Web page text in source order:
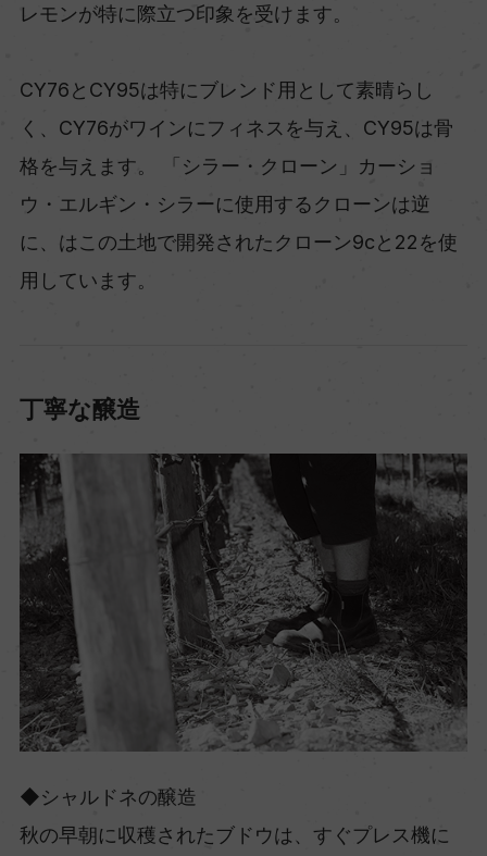
レモンが特に際立つ印象を受けます。
CY76とCY95は特にブレンド用として素晴らし
く、CY76がワインにフィネスを与え、CY95は骨
格を与えます。 「シラー・クローン」カーショ
ウ・エルギン・シラーに使用するクローンは逆
に、はこの土地で開発されたクローン9cと22を使
用しています。
丁寧な醸造
◆シャルドネの醸造
秋の早朝に収穫されたブドウは、すぐプレス機に